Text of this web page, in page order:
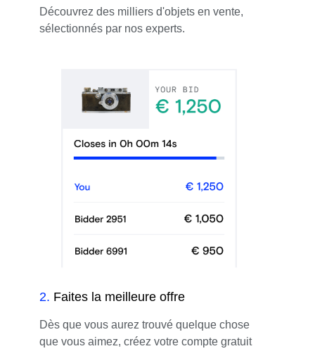
Découvrez des milliers d'objets en vente,
sélectionnés par nos experts.
2. Faites la meilleure offre
Dès que vous aurez trouvé quelque chose
que vous aimez, créez votre compte gratuit